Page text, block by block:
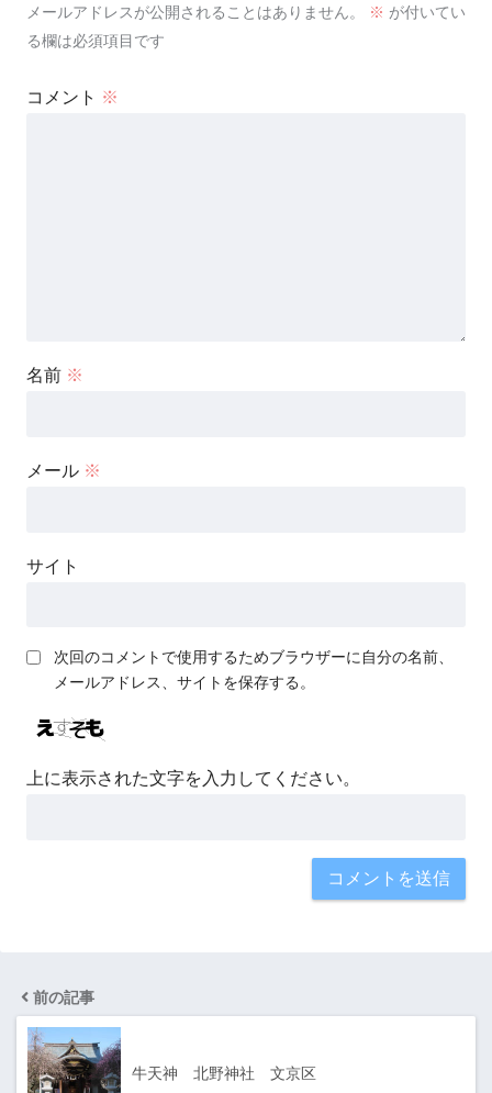
メールアドレスが公開されることはありません。 ※ が付いてい
る欄は必須項目です
コメント ※
名前 ※
メール ※
サイト
次回のコメントで使用するためブラウザーに自分の名前、
メールアドレス、サイトを保存する。
上に表示された文字を入力してください。
前の記事
牛天神 北野神社 文京区